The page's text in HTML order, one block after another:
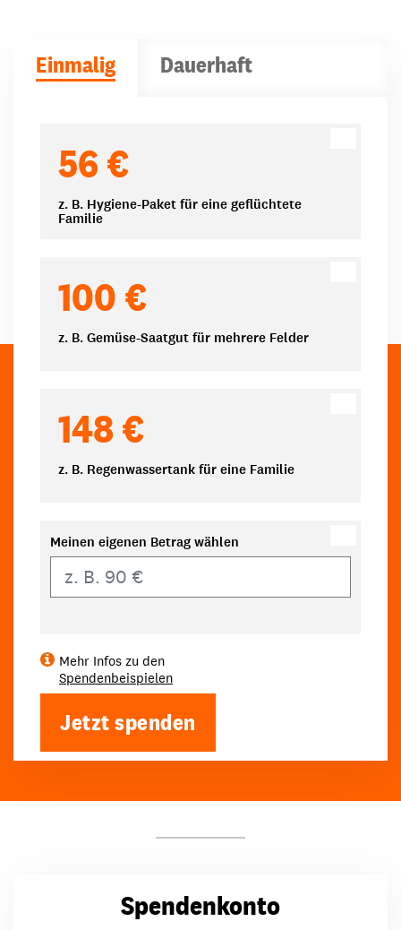
Einmalig Dauerhaft
56 €
z. B. Hygiene-Paket für eine geflüchtete
Familie
100 €
z. B. Gemüse-Saatgut für mehrere Felder
148 €
z. B. Regenwassertank für eine Familie
Meinen eigenen Betrag wählen
Mehr Infos zu den
Spendenbeispielen
Jetzt spenden
Spendenkonto